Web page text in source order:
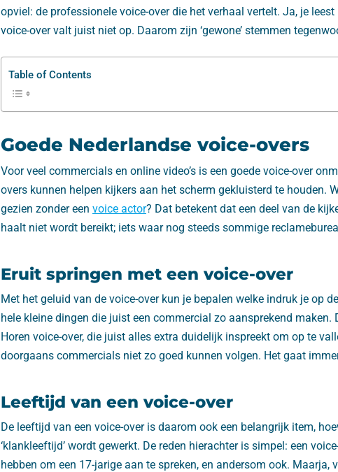
opviel: de professionele voice-over die het verhaal vertelt. Ja, je
voice-over valt juist niet op. Daarom zijn ‘gewone’ stemmen
Table of Contents
Goede Nederlandse voice-overs
Voor veel commercials en online video’s is een goede voice-over
overs kunnen helpen kijkers aan het scherm gekluisterd te houden.
gezien zonder een voice actor? Dat betekent dat een deel van de
haalt niet wordt bereikt; iets waar nog steeds sommige
Eruit springen met een voice-over
Met het geluid van de voice-over kun je bepalen welke indruk je op
hele kleine dingen die juist een commercial zo aansprekend maken.
Horen voice-over, die juist alles extra duidelijk inspreekt om op te
doorgaans commercials niet zo goed kunnen volgen. Het gaat
Leeftijd van een voice-over
De leeftijd van een voice-over is daarom ook een belangrijk item,
‘klankleeftijd’ wordt gewerkt. De reden hierachter is simpel: een
hebben om een 17-jarige aan te spreken, en andersom ook. Maarja,